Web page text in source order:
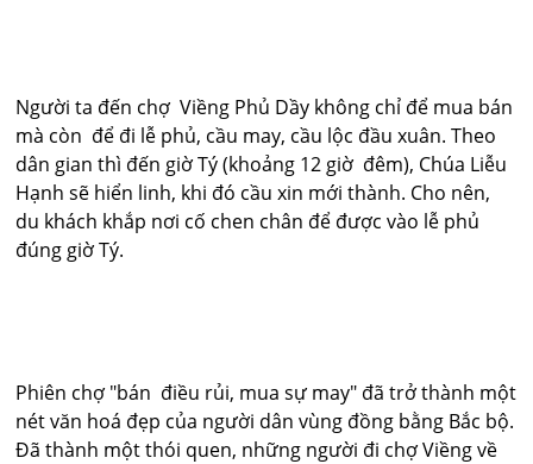
Người ta đến chợ Viềng Phủ Dầy không chỉ để mua bán
mà còn để đi lễ phủ, cầu may, cầu lộc đầu xuân. Theo
dân gian thì đến giờ Tý (khoảng 12 giờ đêm), Chúa Liễu
Hạnh sẽ hiển linh, khi đó cầu xin mới thành. Cho nên,
du khách khắp nơi cố chen chân để được vào lễ phủ
đúng giờ Tý.
Phiên chợ "bán điều rủi, mua sự may" đã trở thành một
nét văn hoá đẹp của người dân vùng đồng bằng Bắc bộ.
Đã thành một thói quen, những người đi chợ Viềng về